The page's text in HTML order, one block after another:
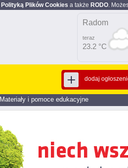
Polityką Plików Cookies a także RODO.
Radom
teraz
23.2 °C
dodaj
Materiały i pomoce edukacyjne